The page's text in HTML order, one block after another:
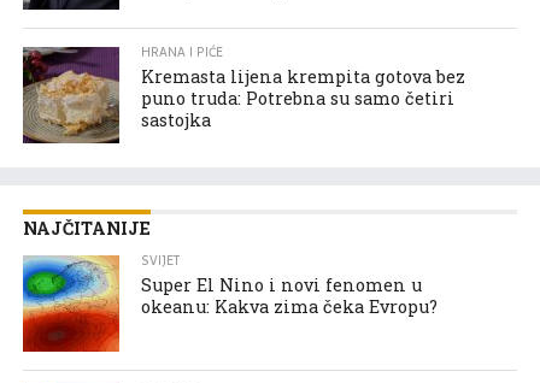
HRANA I PIĆE
Kremasta lijena krempita gotova bez
puno truda: Potrebna su samo četiri
sastojka
NAJČITANIJE
SVIJET
Super El Nino i novi fenomen u
okeanu: Kakva zima čeka Evropu?